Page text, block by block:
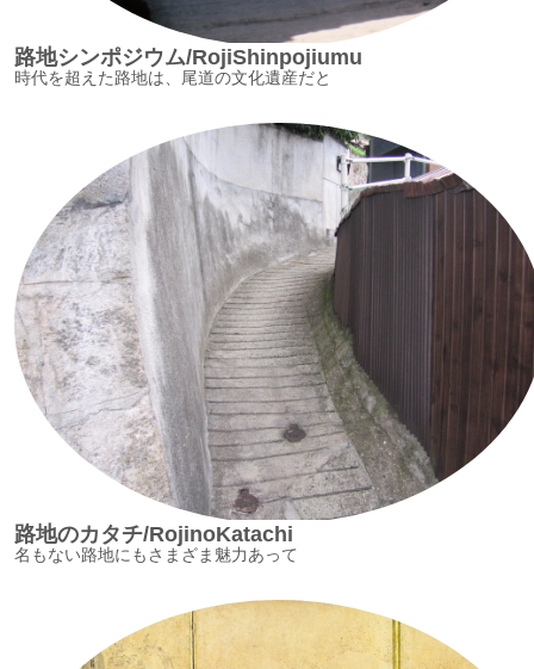
路地シンポジウム/RojiShinpojiumu
時代を超えた路地は、尾道の文化遺産だと
路地のカタチ/RojinoKatachi
名もない路地にもさまざま魅力あって